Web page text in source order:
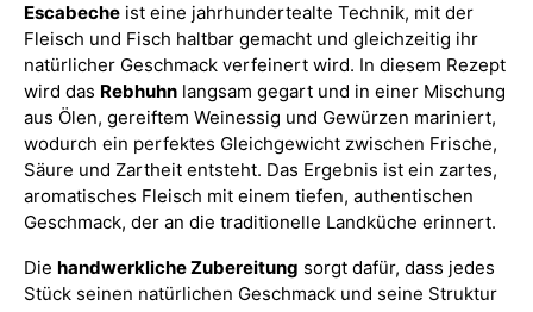
Escabeche ist eine jahrhundertealte Technik, mit der
Fleisch und Fisch haltbar gemacht und gleichzeitig ihr
natürlicher Geschmack verfeinert wird. In diesem Rezept
wird das Rebhuhn langsam gegart und in einer Mischung
aus Ölen, gereiftem Weinessig und Gewürzen mariniert,
wodurch ein perfektes Gleichgewicht zwischen Frische,
Säure und Zartheit entsteht. Das Ergebnis ist ein zartes,
aromatisches Fleisch mit einem tiefen, authentischen
Geschmack, der an die traditionelle Landküche erinnert.
Die handwerkliche Zubereitung sorgt dafür, dass jedes
Stück seinen natürlichen Geschmack und seine Struktur